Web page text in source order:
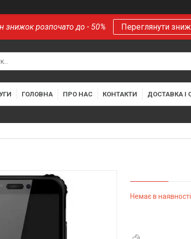
знижок розпочато до - 50% Переглянути
ГОЛОВНА ПРО НАС КОНТАКТИ ДОСТАВКА І
Немає в наявності